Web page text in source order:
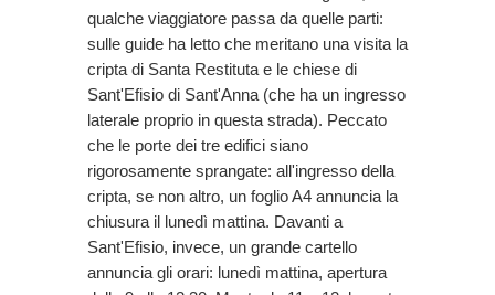
qualche viaggiatore passa da quelle parti:
sulle guide ha letto che meritano una visita la
cripta di Santa Restituta e le chiese di
Sant'Efisio di Sant'Anna (che ha un ingresso
laterale proprio in questa strada). Peccato
che le porte dei tre edifici siano
rigorosamente sprangate: all'ingresso della
cripta, se non altro, un foglio A4 annuncia la
chiusura il lunedì mattina. Davanti a
Sant'Efisio, invece, un grande cartello
annuncia gli orari: lunedì mattina, apertura